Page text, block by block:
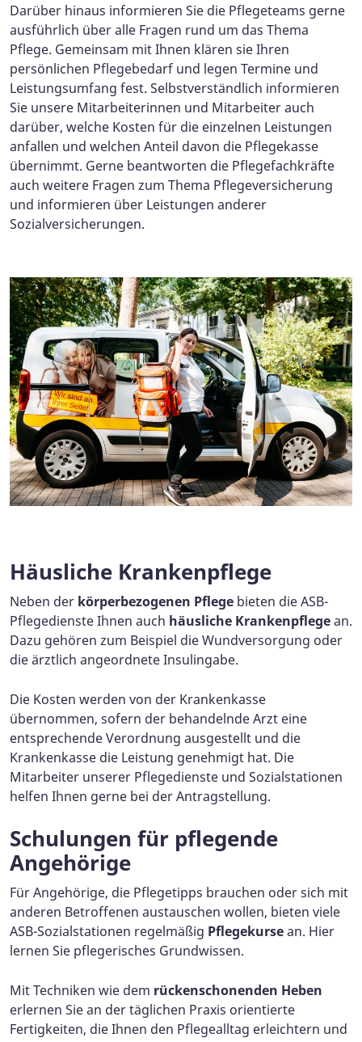
Darüber hinaus informieren Sie die Pflegeteams gerne
ausführlich über alle Fragen rund um das Thema
Pflege. Gemeinsam mit Ihnen klären sie Ihren
persönlichen Pflegebedarf und legen Termine und
Leistungsumfang fest. Selbstverständlich informieren
Sie unsere Mitarbeiterinnen und Mitarbeiter auch
darüber, welche Kosten für die einzelnen Leistungen
anfallen und welchen Anteil davon die Pflegekasse
übernimmt. Gerne beantworten die Pflegefachkräfte
auch weitere Fragen zum Thema Pflegeversicherung
und informieren über Leistungen anderer
Sozialversicherungen.
Häusliche Krankenpflege
Neben der körperbezogenen Pflege bieten die ASB-
Pflegedienste Ihnen auch häusliche Krankenpflegean.
Dazu gehören zum Beispiel die Wundversorgung oder
die ärztlich angeordnete Insulingabe.
Die Kosten werden von der Krankenkasse
übernommen, sofern der behandelnde Arzt eine
entsprechende Verordnung ausgestellt und die
Krankenkasse die Leistung genehmigt hat. Die
Mitarbeiter unserer Pflegedienste und Sozialstationen
helfen Ihnen gerne bei der Antragstellung.
Schulungen für pflegende
Angehörige
Für Angehörige, die Pflegetipps brauchen oder sich mit
anderen Betroffenen austauschen wollen, bieten viele
ASB-Sozialstationen regelmäßig Pflegekursean. Hier
lernen Sie pflegerisches Grundwissen.
Mit Techniken wie dem rückenschonenden Heben
erlernen Sie an der täglichen Praxis orientierte
Fertigkeiten, die Ihnen den Pflegealltag erleichtern und